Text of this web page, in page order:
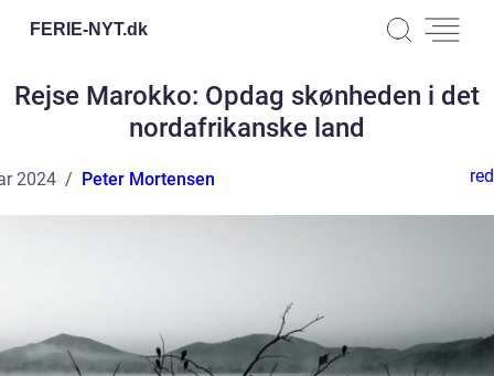
FERIE-NYT.dk
Rejse Marokko: Opdag skønheden i det
nordafrikanske land
2024 Peter Mortensen